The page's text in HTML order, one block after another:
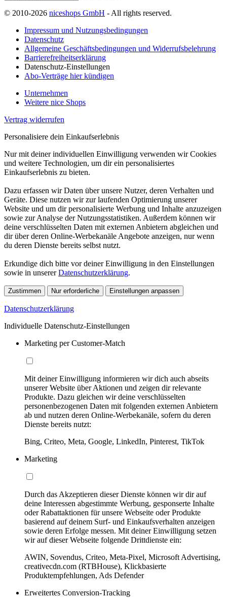
© 2010-2026 niceshops GmbH - All rights reserved.
Impressum und Nutzungsbedingungen
Datenschutz
Allgemeine Geschäftsbedingungen und Widerrufsbelehrung
Barrierefreiheitserklärung
Datenschutz-Einstellungen
Abo-Verträge hier kündigen
Unternehmen
Weitere nice Shops
Vertrag widerrufen
Personalisiere dein Einkaufserlebnis
Nur mit deiner individuellen Einwilligung verwenden wir Cookies
und weitere Technologien, um dir ein personalisiertes
Einkaufserlebnis zu bieten.
Dazu erfassen wir Daten über unsere Nutzer, deren Verhalten und
Geräte. Diese nutzen wir zur laufenden Optimierung unserer
Website und um dir personalisierte Werbung und Inhalte anzuzeigen
sowie zur Analyse der Nutzungsstatistiken. Außerdem können wir
deine verschlüsselten Daten mit externen Anbietern abgleichen und
dir über deren Online-Werbekanäle Angebote anzeigen, nur wenn
du deren Dienste bereits selbst nutzt.
Erkundige dich bitte vor deiner Einwilligung in den Einstellungen
sowie in unsererDatenschutzerklärung.
Zustimmen Nur erforderliche Einstellungen anpassen
Datenschutzerklärung
Individuelle Datenschutz-Einstellungen
Marketing per Customer-Match
Mit deiner Einwilligung informieren wir dich auch abseits
unserer Website über Aktionen und zeigen dir relevante
Produkte. Dazu gleichen wir deine verschlüsselten
personenbezogenen Daten mit folgenden externen Anbietern
ab und nutzen deren Online-Werbekanäle, sofern du deren
Dienste bereits nutzt:
Bing, Criteo, Meta, Google, LinkedIn, Pinterest, TikTok
Marketing
Durch das Akzeptieren dieser Dienste können wir dir auf
deine Interessen abgestimmte Werbung, gesponserte Inhalte
oder Rabattaktionen für unsere Webseite oder Produkte
basierend auf deinem Surf- und Einkaufsverhalten anzeigen
sowie deren Erfolge messen. Mit deiner Einwilligung setzen
wir auf dieser Webseite folgende Drittdienste ein:
AWIN, Sovendus, Criteo, Meta-Pixel, Microsoft Advertising,
creativecdn.com (RTBHouse), Klickbasierte
Produktempfehlungen, Ads Defender
Erweitertes Conversion-Tracking